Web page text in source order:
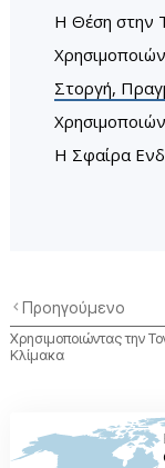
Η Θέση στην
Στοργή,
Η Σφαίρα
Προηγούμενο
Χρησιμοποιώντας την
Κλίμακα